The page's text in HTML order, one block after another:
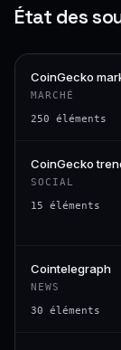
État des
CoinGecko
MARCHÉ
250 éléments
CoinGecko
SOCIAL
15 éléments
Cointelegraph
NEWS
30 éléments